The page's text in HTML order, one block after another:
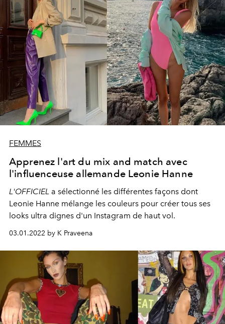
FEMMES
Apprenez l'art du mix and match avec
l'influenceuse allemande Leonie Hanne
L'OFFICIEL a sélectionné les différentes façons dont
Leonie Hanne mélange les couleurs pour créer tous ses
looks ultra dignes d'un Instagram de haut vol.
03.01.2022 by K Praveena